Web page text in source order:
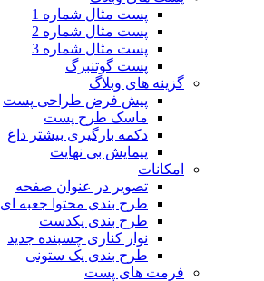
پست مثال شماره 1
پست مثال شماره 2
پست مثال شماره 3
پست گوتنبرگ
گزینه های وبلاگ
پیش فرض طراحی پست
ماسک طرح پست
دکمه بارگیری بیشتر داغ
پیمایش بی نهایت
امکانات
تصویر در عنوان صفحه
طرح بندی محتوا جعبه ای
طرح بندی یکدست
نوار کناری چسبنده جدید
طرح بندی یک ستونی
فرمت های پست